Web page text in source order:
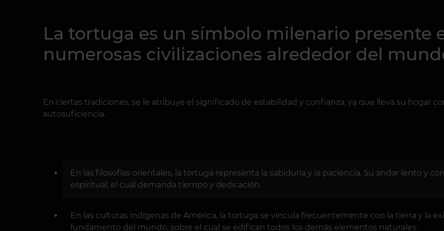
La tortuga es un símbolo milenario presente
numerosas civilizaciones alrededor del
En ciertas tradiciones, se le atribuye el significado de estabilidad y confianza, ya que lleva su hogar
autosuficiencia.
En las filosofías orientales, la tortuga representa la sabiduría y la paciencia. Su andar lento y
espiritual, el cual demanda tiempo y dedicación.
En las culturas indígenas de América, la tortuga se vincula frecuentemente con la tierra y la
fundamento del mundo, sobre el cual se edifican todos los demás elementos naturales.